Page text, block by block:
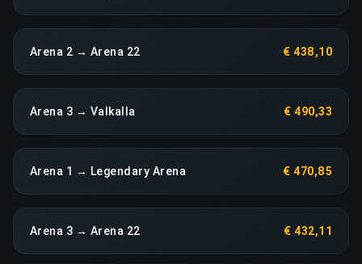
Arena 2 → Arena 22 € 438,10
Arena 3 → Valkalla € 490,33
Arena 1 → Legendary Arena € 470,85
Arena 3 → Arena 22 € 432,11